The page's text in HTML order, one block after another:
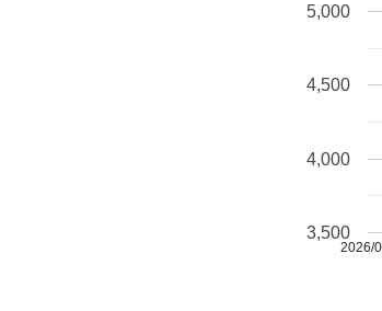
2026/
3,500
4,000
4,500
5,000